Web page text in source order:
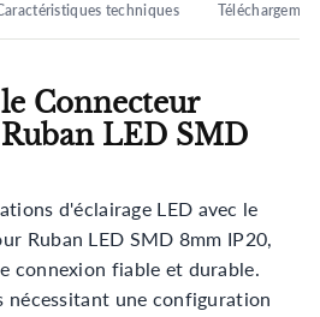
techniques
Connecteur
LED SMD
d'éclairage LED avec le
Ruban LED SMD 8mm IP20,
connexion fiable et durable.
nécessitant une configuration